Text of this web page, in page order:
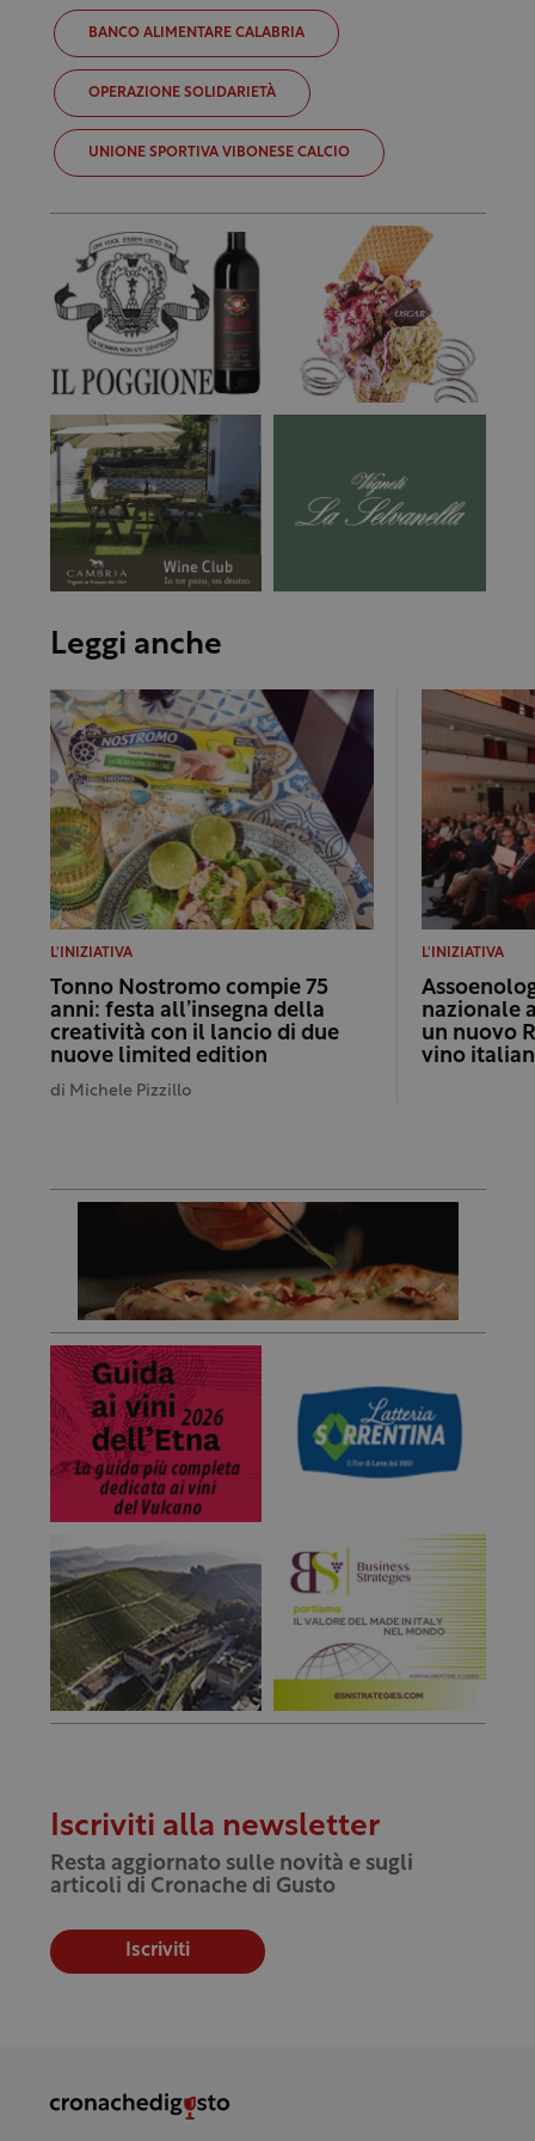
BANCO ALIMENTARE CALABRIA
OPERAZIONE SOLIDARIETÀ
UNIONE SPORTIVA VIBONESE CALCIO
Leggi anche
L'INIZIATIVA
Tonno Nostromo compie 75
anni: festa all’insegna della
creatività con il lancio di due
nuove limited edition
di Michele Pizzillo
L'INIZIATIVA
nazionale
un nuovo
vino
Iscriviti alla newsletter
Resta aggiornato sulle novità e sugli
articoli di Cronache di Gusto
Iscriviti